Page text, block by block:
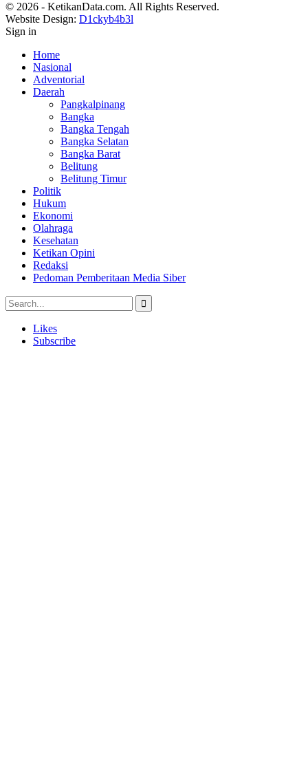
© 2026 - KetikanData.com. All Rights Reserved.
Website Design: D1ckyb4b3l
Sign in
Home
Nasional
Adventorial
Daerah
Pangkalpinang
Bangka
Bangka Tengah
Bangka Selatan
Bangka Barat
Belitung
Belitung Timur
Politik
Hukum
Ekonomi
Olahraga
Kesehatan
Ketikan Opini
Redaksi
Pedoman Pemberitaan Media Siber
Likes
Subscribe